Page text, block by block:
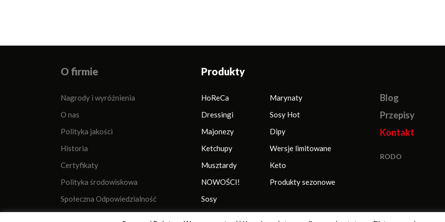
O firmie
Nagrody i wyróżnienia
O nas
Polityka jakości
Historia
Certyfikaty
Polityka środowiskowa
Społeczna Odpowiedzialność
Produkty
HoReCa
Dressingi
Majonezy
Ketchupy
Musztardy
NOWOŚCI!
Sosy
Marynaty
Sosy Hot
Dipy
Wersje limitowane
Keto
Produkty sezonowe
Blog
Przepisy
Kontakt
RODO